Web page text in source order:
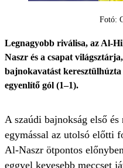
Fotó:
Legnagyobb riválisa, az Al-
Naszr és a csapat
bajnokavatást keresztülhúzta
egyenlítő gól (1–1).
A szaúdi bajnokság első
egymással az utolsó előtti
Al-Naszr ötpontos
eggyel kevesebb meccset